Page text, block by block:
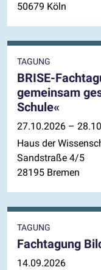
50679 Köln
TAGUNG
BRISE-
gemeinsam
Schule«
27.10.2026 –
Haus der
Sandstraße 4/5
28195 Bremen
TAGUNG
Fachtagung
14.09.2026